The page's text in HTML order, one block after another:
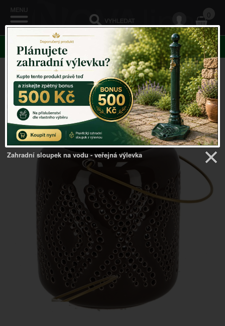
0
KATEGORIE
Venkovský domov ->Lucerny do bytu->Lucerna
DESERT DREAM 12x13cm
Zahradní sloupek na vodu - veřejná výlevka